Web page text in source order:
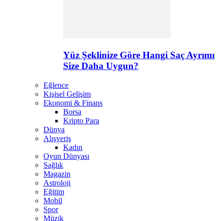
Yüz Şeklinize Göre Hangi Saç Ayrımı
Size Daha Uygun?
Eğlence
Kişisel Gelişim
Ekonomi & Finans
Borsa
Kripto Para
Dünya
Alışveriş
Kadın
Oyun Dünyası
Sağlık
Magazin
Astroloji
Eğitim
Mobil
Spor
Müzik